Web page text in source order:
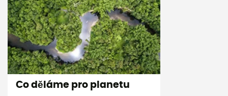
Co děláme pro planetu